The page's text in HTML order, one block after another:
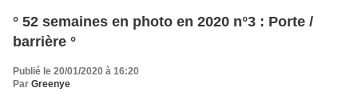
° 52 semaines en photo en 2020 n°3 : Porte /
barrière °
Publié le 20/01/2020 à 16:20
Par Greenye